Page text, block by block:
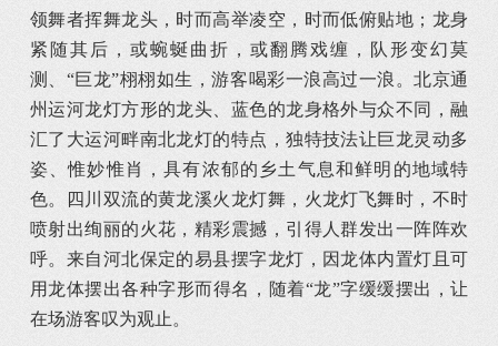
领舞者挥舞龙头，时而高举凌空，时而低俯贴地；龙身
紧随其后，或蜿蜒曲折，或翻腾戏缠，队形变幻莫
测、“巨龙”栩栩如生，游客喝彩一浪高过一浪。北京通
州运河龙灯方形的龙头、蓝色的龙身格外与众不同，融
汇了大运河畔南北龙灯的特点，独特技法让巨龙灵动多
姿、惟妙惟肖，具有浓郁的乡土气息和鲜明的地域特
色。四川双流的黄龙溪火龙灯舞，火龙灯飞舞时，不时
喷射出绚丽的火花，精彩震撼，引得人群发出一阵阵欢
呼。来自河北保定的易县摆字龙灯，因龙体内置灯且可
用龙体摆出各种字形而得名，随着“龙”字缓缓摆出，让
在场游客叹为观止。